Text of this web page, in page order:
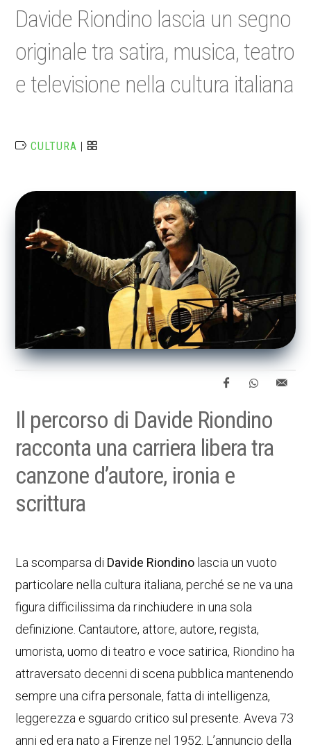
Davide Riondino lascia un segno
originale tra satira, musica, teatro
e televisione nella cultura italiana
CULTURA |
Il percorso di Davide Riondino
racconta una carriera libera tra
canzone d’autore, ironia e
scrittura
La scomparsa di Davide Riondino lascia un vuoto
particolare nella cultura italiana, perché se ne va una
figura difficilissima da rinchiudere in una sola
definizione. Cantautore, attore, autore, regista,
umorista, uomo di teatro e voce satirica, Riondino ha
attraversato decenni di scena pubblica mantenendo
sempre una cifra personale, fatta di intelligenza,
leggerezza e sguardo critico sul presente. Aveva 73
anni ed era nato a Firenze nel 1952. L’annuncio della